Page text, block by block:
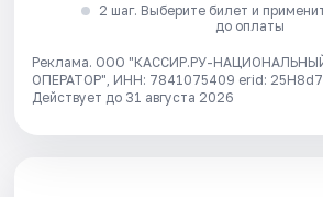
2 шаг. Выберите билет и
до оплаты
Реклама. ООО "КАССИР.РУ-
ОПЕРАТОР", ИНН: 7841075409 erid:
Действует до 31 августа 2026